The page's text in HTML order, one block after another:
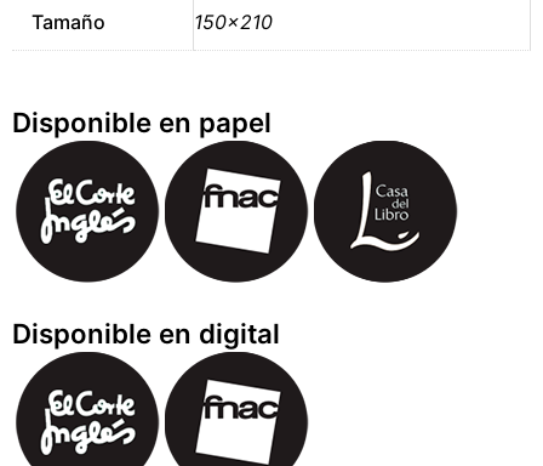
Tamaño 150×210
Disponible en papel
Disponible en digital